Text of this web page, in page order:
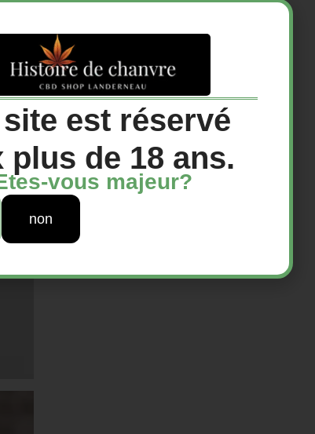
est réservé
plus de 18 ans.
vous majeur?
non